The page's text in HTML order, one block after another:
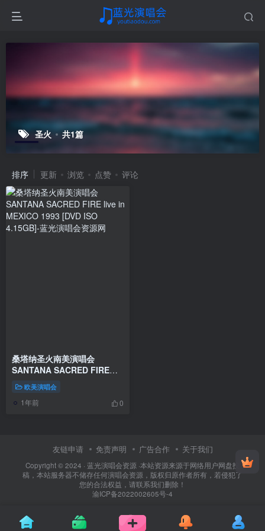
圣火 共1篇
排序 更新 浏览 点赞 评论
桑塔纳圣火南美演唱会
SANTANA SACRED FIRE
live in MEXICO 1993 [DVD
ISO 4.15GB]
欧美演唱会
1年前 0
友链申请 免责声明 广告合作 关于我们
Copyright © 2024 · 蓝光演唱会资源 ·本站资源来源于网络用户网盘投
稿，本站服务器不储存任何演唱会资源，版权归原作者所有，若侵犯了
您的合法权益，请联系我们删除！
渝ICP备2022002605号-4